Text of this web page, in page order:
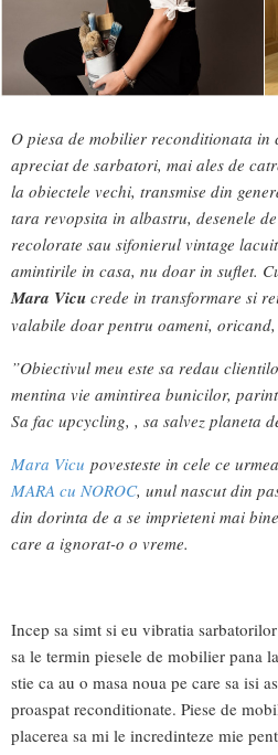
O piesa de mobilier reconditionata
apreciat de sarbatori, mai ales de
la obiectele vechi, transmise din
tara revopsita in albastru, desenele
recolorate sau sifonierul vintage
amintirile in casa, nu doar in suflet.
Mara Vicu crede in transformare si
valabile doar pentru oameni,
”Obiectivul meu este sa redau
mentina vie amintirea bunicilor,
Sa fac upcycling, , sa salvez planeta
Mara Vicu povesteste in cele ce
MARA cu NOROC, unul nascut din
din dorinta de a se imprieteni mai
care a ignorat-o o vreme.
Incep sa simt si eu vibratia
sa le termin piesele de mobilier pana
stie ca au o masa noua pe care sa isi
proaspat reconditionate. Piese de
placerea sa mi le incredinteze mie